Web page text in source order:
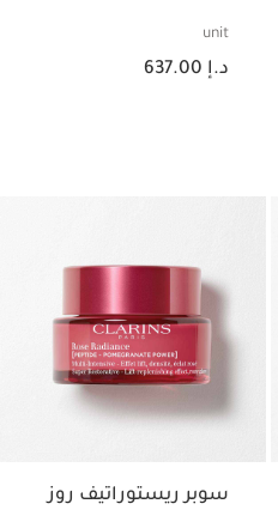
unit
السعر الحالي هو د.إ 637.00
د.إ 637.00
سوبر ريستوراتيف روز